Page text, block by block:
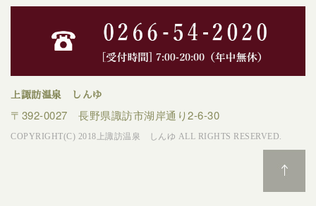
上諏訪温泉 しんゆ
〒392-0027 長野県諏訪市湖岸通り2-6-30
COPYRIGHT(C) 2018上諏訪温泉 しんゆ ALL RIGHTS RESERVED.